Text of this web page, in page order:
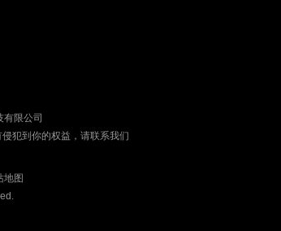
有限公司
犯到你的权益，请联系我们
地图